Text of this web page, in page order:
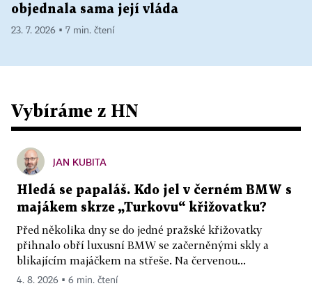
objednala sama její vláda
23. 7. 2026 ▪ 7 min. čtení
Vybíráme z HN
JAN KUBITA
Hledá se papaláš. Kdo jel v černém BMW s
majákem skrze „Turkovu“ křižovatku?
Před několika dny se do jedné pražské křižovatky
přihnalo obří luxusní BMW se začerněnými skly a
blikajícím majáčkem na střeše. Na červenou...
4. 8. 2026 ▪ 6 min. čtení